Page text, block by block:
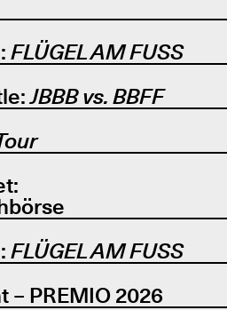
FLÜGEL AM FUSS
JBBB vs. BBFF
FLÜGEL AM FUSS
– PREMIO 2026